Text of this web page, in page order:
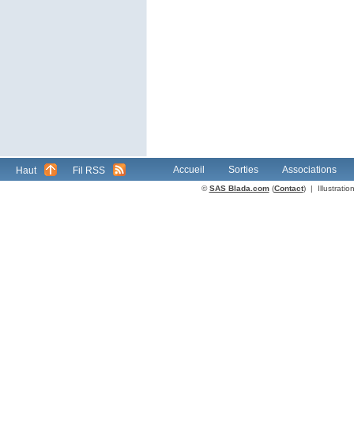
Haut Fil RSS Accueil Sorties Associations
©SAS Blada.com(Contact) |